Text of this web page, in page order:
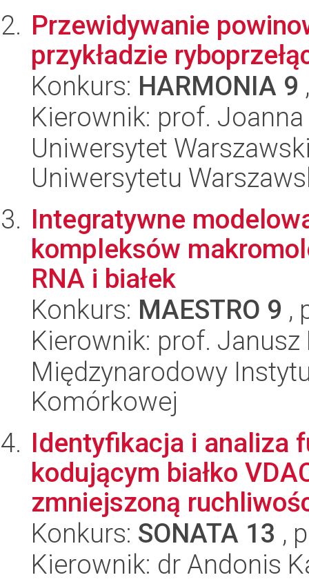
Przewidywanie
przykładzie
Konkurs: HARMONIA 9
Kierownik: prof.
Uniwersytet
Uniwersytetu
Integratywne
kompleksów
RNA i białek
Konkurs: MAESTRO 9 ,
Kierownik: prof.
Międzynarodowy
Komórkowej
Identyfikacja i analiza
kodującym białko
zmniejszoną
Konkurs: SONATA 13 ,
Kierownik: dr Andonis